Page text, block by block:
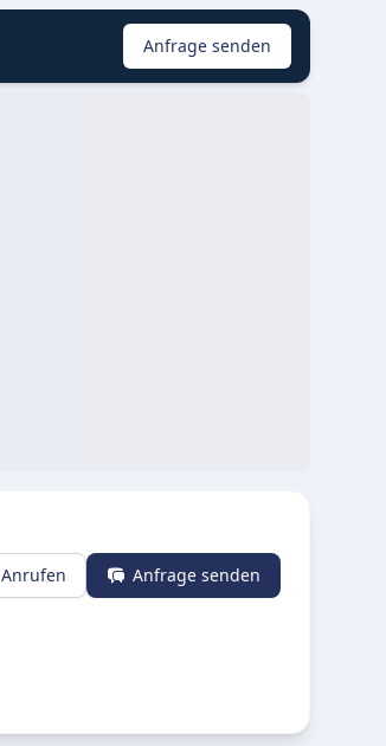
Anfrage senden
Anrufen Anfrage senden